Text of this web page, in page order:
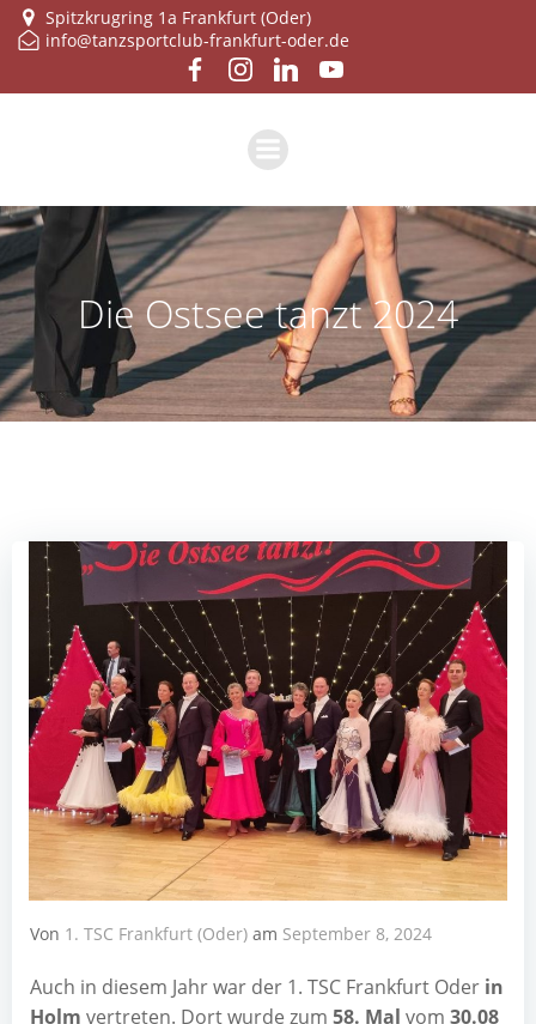
Zum
Inhalt
springen
Spitzkrugring 1a Frankfurt (Oder)
info@tanzsportclub-frankfurt-oder.de
Die Ostsee tanzt 2024
Von 1. TSC Frankfurt (Oder) am September 8, 2024
Auch in die­sem Jahr war der 1. TSC Frank­furt Oder in
Holm ver­tre­ten. Dort wur­de zum 58. Mal vom 30.08